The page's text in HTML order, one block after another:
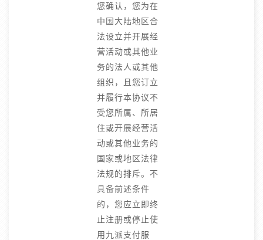
您确认，您为在
中国大陆地区合
法设立并开展经
营活动或其他业
务的法人或其他
组织，且您订立
并履行本协议不
受您所属、所居
住或开展经营活
动或其他业务的
国家或地区法律
法规的排斥。不
具备前述条件
的，您应立即终
止注册或停止使
用九派支付服